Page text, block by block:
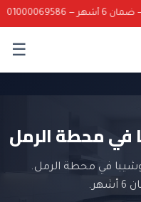
☰
في محطة الرمل
في محطة الرمل.